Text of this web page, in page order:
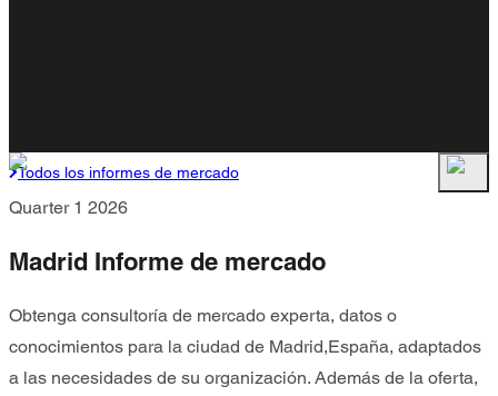
Todos los informes de mercado
Quarter 1 2026
Madrid Informe de mercado
Obtenga consultoría de mercado experta, datos o
conocimientos para la ciudad de Madrid,España, adaptados
a las necesidades de su organización. Además de la oferta,